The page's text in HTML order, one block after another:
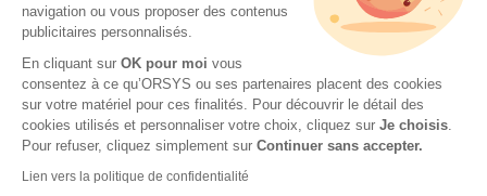
navigation ou vous proposer des contenus
publicitaires personnalisés.
En cliquant sur OK pour moi vous
consentez à ce qu’ORSYS ou ses partenaires placent des cookies
sur votre matériel pour ces finalités. Pour découvrir le détail des
cookies utilisés et personnaliser votre choix, cliquez sur Je choisis.
Pour refuser, cliquez simplement sur Continuer sans accepter.
Lien vers la politique de confidentialité